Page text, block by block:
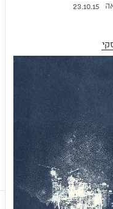
23.10.15